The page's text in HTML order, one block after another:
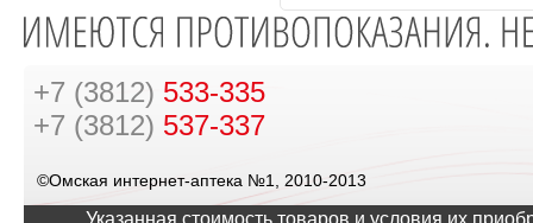
+7 (3812) 533-335
+7 (3812) 537-337
©Омская интернет-аптека №1, 2010-2013